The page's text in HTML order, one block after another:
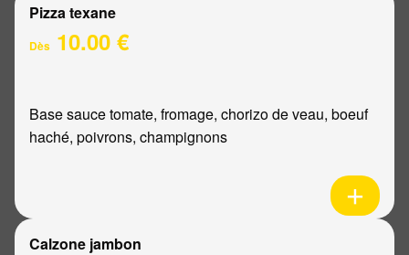
Pizza texane
Dès 10.00 €
Base sauce tomate, fromage, chorizo de veau, boeuf
haché, poivrons, champignons
Calzone jambon